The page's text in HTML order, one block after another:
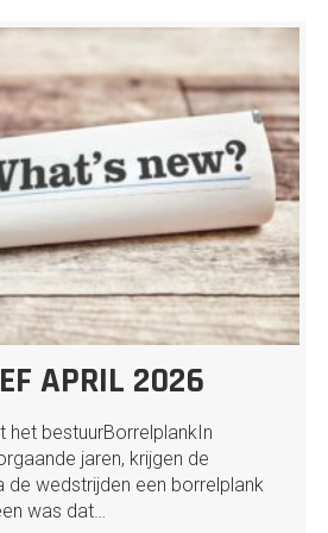
APRIL 2026
het bestuurBorrelplankIn
jaren, krijgen de
wedstrijden een borrelplank
was dat…